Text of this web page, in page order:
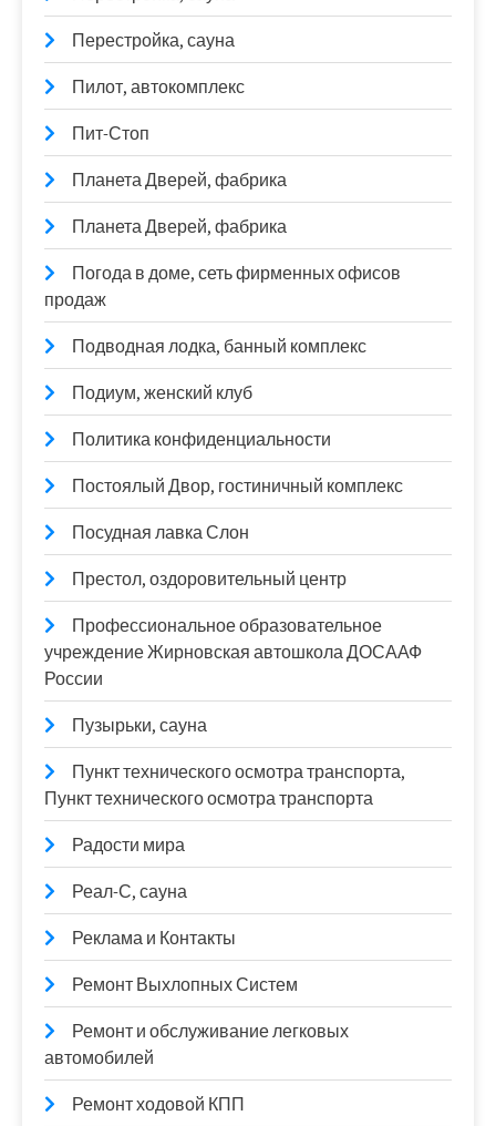
Перестройка, сауна
Пилот, автокомплекс
Пит-Стоп
Планета Дверей, фабрика
Планета Дверей, фабрика
Погода в доме, сеть фирменных офисов
продаж
Подводная лодка, банный комплекс
Подиум, женский клуб
Политика конфиденциальности
Постоялый Двор, гостиничный комплекс
Посудная лавка Слон
Престол, оздоровительный центр
Профессиональное образовательное
учреждение Жирновская автошкола ДОСААФ
России
Пузырьки, сауна
Пункт технического осмотра транспорта,
Пункт технического осмотра транспорта
Радости мира
Реал-С, сауна
Реклама и Контакты
Ремонт Выхлопных Систем
Ремонт и обслуживание легковых
автомобилей
Ремонт ходовой КПП